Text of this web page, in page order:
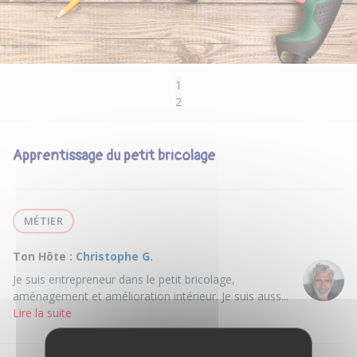
1
2
Apprentissage du petit bricolage
MÉTIER
Ton Hôte : Christophe G.
Je suis entrepreneur dans le petit bricolage,
aménagement et amélioration intérieur. Je suis auss...
Lire la suite